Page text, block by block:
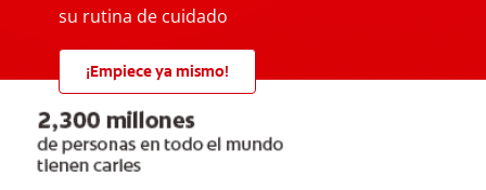
su rutina de cuidado
¡Empiece ya mismo!